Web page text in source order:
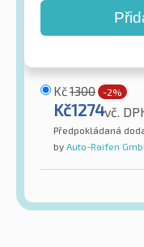
Kč1300 -2%
Kč1274vč.
Předpokládaná
by Auto-Raifen